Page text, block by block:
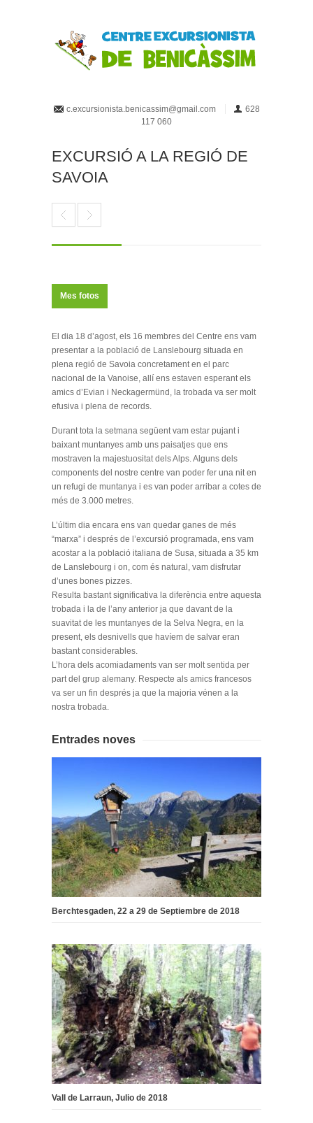
c.excursionista.benicassim@gmail.com
628
117 060
EXCURSIÓ A LA REGIÓ DE
SAVOIA
Mes fotos
El dia 18 d’agost, els 16 membres del Centre ens vam
presentar a la població de Lanslebourg situada en
plena regió de Savoia concretament en el parc
nacional de la Vanoise, allí ens estaven esperant els
amics d’Evian i Neckagermünd, la trobada va ser molt
efusiva i plena de records.
Durant tota la setmana següent vam estar pujant i
baixant muntanyes amb uns paisatjes que ens
mostraven la majestuositat dels Alps. Alguns dels
components del nostre centre van poder fer una nit en
un refugi de muntanya i es van poder arribar a cotes de
més de 3.000 metres.
L’últim dia encara ens van quedar ganes de més
“marxa” i després de l’excursió programada, ens vam
acostar a la població italiana de Susa, situada a 35 km
de Lanslebourg i on, com és natural, vam disfrutar
d’unes bones pizzes.
Resulta bastant significativa la diferència entre aquesta
trobada i la de l’any anterior ja que davant de la
suavitat de les muntanyes de la Selva Negra, en la
present, els desnivells que havíem de salvar eran
bastant considerables.
L’hora dels acomiadaments van ser molt sentida per
part del grup alemany. Respecte als amics francesos
va ser un fin després ja que la majoria vénen a la
nostra trobada.
Entrades noves
Berchtesgaden, 22 a 29 de Septiembre de 2018
Vall de Larraun, Julio de 2018